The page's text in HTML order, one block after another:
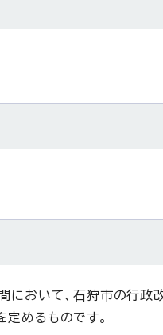
おいて、石狩市の行政
めるものです。